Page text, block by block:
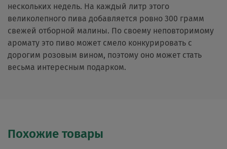
нескольких недель. На каждый литр этого
великолепного пива добавляется ровно 300 грамм
свежей отборной малины. По своему неповторимому
аромату это пиво может смело конкурировать с
дорогим розовым вином, поэтому оно может стать
весьма интересным подарком.
Похожие товары